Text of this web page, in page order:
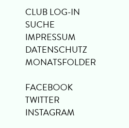
CLUB LOG-IN
SUCHE
IMPRESSUM
DATENSCHUTZ
MONATSFOLDER
FACEBOOK
TWITTER
INSTAGRAM